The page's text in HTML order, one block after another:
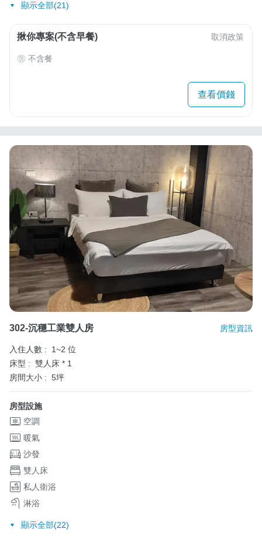
顯示全部(21)
揪你專案(不含早餐) 取消政策
不含餐
查看價錢
302-沉穩工業雙人房 房型資訊
入住人數 :
1~2 位
床型 : 雙人床 * 1
房間大小 : 5坪
房型設施
空調
暖氣
沙發
雙人床
私人衛浴
淋浴
顯示全部(22)